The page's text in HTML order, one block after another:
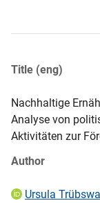
Title (eng)
Nachhaltige
Analyse von
Aktivitäten zur
Author
Ursula